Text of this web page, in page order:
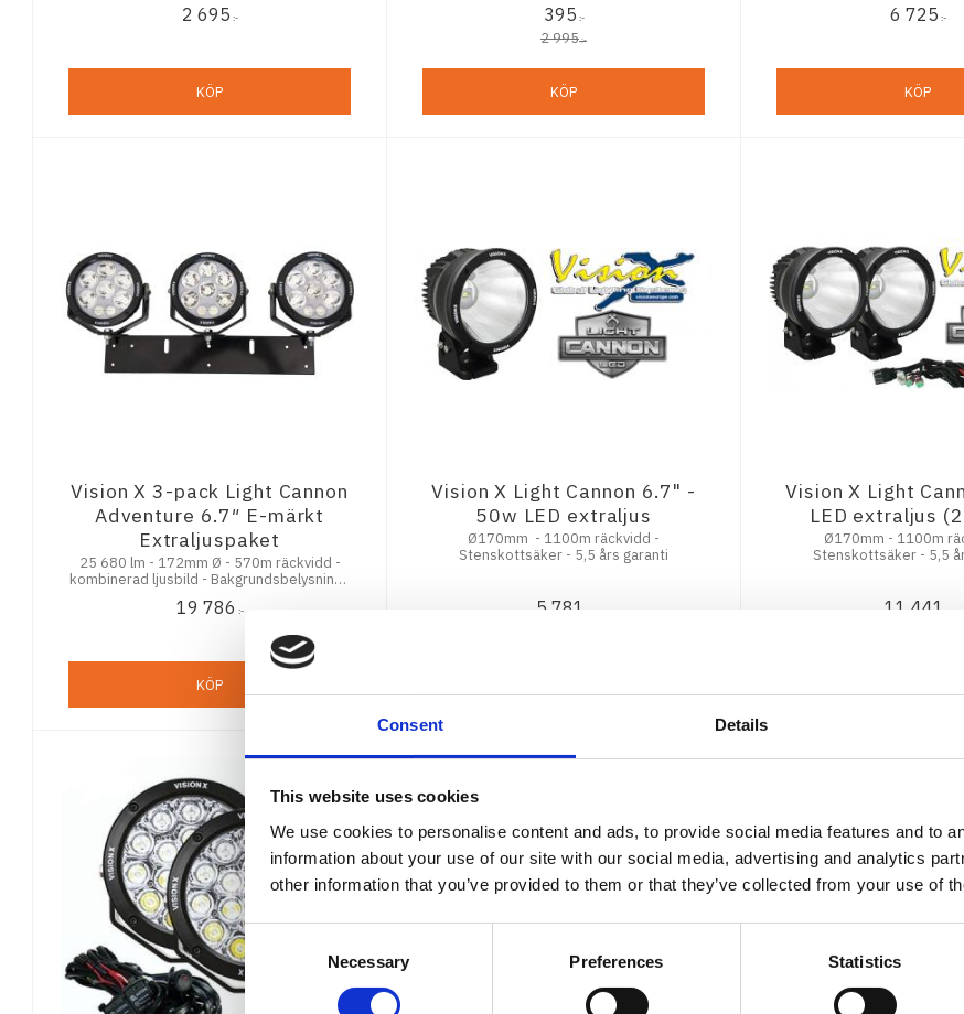
Consent Details
This website uses cookies
We use cookies to personalise content and ads, to provide social media features and to
information about your use of our site with our social media, advertising and analytics
other information that you’ve provided to them or that they’ve collected from your use of
Consent
Selection
Necessary Preferences Statistics
2 695 :-
KÖP
395 :-
2 995:-
KÖP
6 725 :-
KÖP
Vision X 3-pack Light Cannon
Adventure 6.7″ E-märkt
Extraljuspaket
25 680 lm - 172mm Ø - 570m räckvidd -
kombinerad ljusbild - Bakgrundsbelysning -
19 786 :-
KÖP
Vision X Light Cannon 6.7" -
50w LED extraljus
Ø170mm - 1100m räckvidd -
Stenskottsäker - 5,5 års garanti
5 781
Vision X Light
LED extraljus
Ø170mm - 1100m
Stenskottsäker - 5,5
11 441